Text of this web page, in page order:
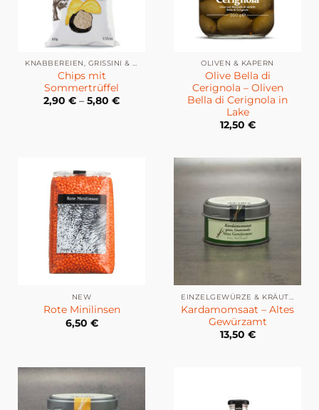
KNABBEREIEN, GRISSINI & CO
Chips mit
Sommertrüffel
2,90 € – 5,80 €
OLIVEN & KAPERN
Olive Bella di
Cerignola – Oliven
Bella di Cerignola in
Lake
12,50 €
NEW
Rote Minilinsen
6,50 €
EINZELGEWÜRZE & KRÄUTER
Kardamomsaat – Altes
Gewürzamt
13,50 €